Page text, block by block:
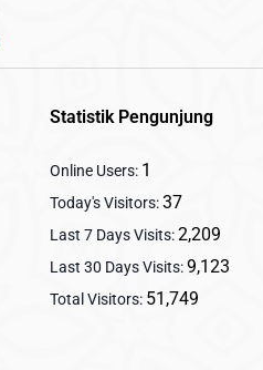
Statistik Pengunjung
Online Users: 1
Today's Visitors:37
Last 7 Days Visits:2,209
Last 30 Days Visits:9,123
Total Visitors: 51,749